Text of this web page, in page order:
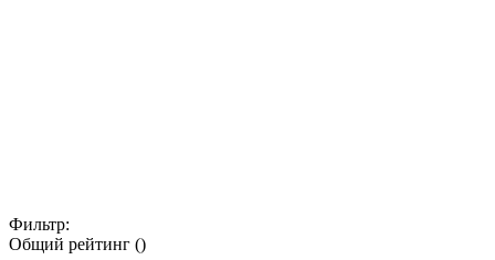
Фильтр:
Общий рейтинг ()